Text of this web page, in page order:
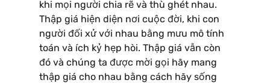
khi mọi người chia rẽ và thù ghét nhau.
Thập giá hiện diện nơi cuộc đời, khi con
người đối xử với nhau bằng mưu mô tính
toán và ích kỷ hẹp hòi. Thập giá vẫn còn
đó và chúng ta được mời gọi hãy mang
thập giá cho nhau bằng cách hãy sống